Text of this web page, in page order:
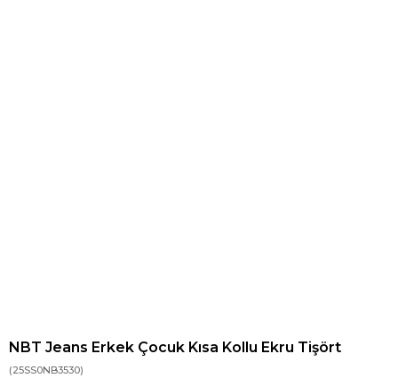
NBT Jeans Erkek Çocuk Kısa Kollu Ekru Tişört
(25SS0NB3530)